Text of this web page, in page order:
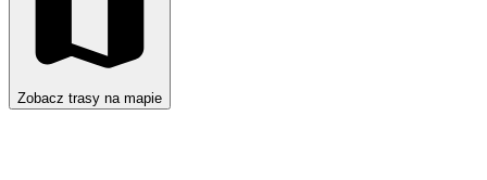
Zobacz trasy na mapie